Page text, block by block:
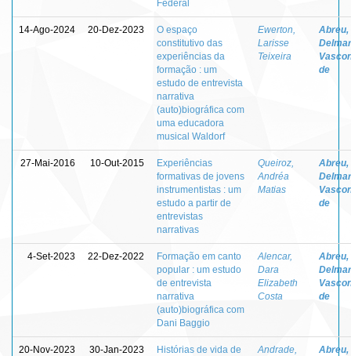
Federal
14-Ago-2024 20-Dez-2023
O espaço
constitutivo das
experiências da
formação : um
estudo de entrevista
narrativa
(auto)biográfica com
uma educadora
musical Waldorf
Ewerton,
Larisse
Teixeira
Abreu,
de
27-Mai-2016 10-Out-2015
Experiências
formativas de jovens
instrumentistas : um
estudo a partir de
entrevistas
narrativas
Queiroz,
Andréa
Matias
Abreu,
de
4-Set-2023 22-Dez-2022
Formação em canto
popular : um estudo
de entrevista
narrativa
(auto)biográfica com
Dani Baggio
Alencar,
Dara
Elizabeth
Costa
Abreu,
de
20-Nov-2023 30-Jan-2023
Histórias de vida de
Andrade,
Abreu,